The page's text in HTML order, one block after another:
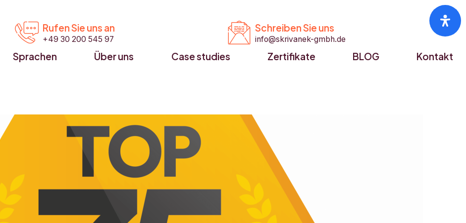

 Rufen Sie uns an
+49 30 200 545 97 
 Schreiben Sie uns
info@skrivanek-gmbh.de
Sprachen Über uns Case studies Zertifikate BLOG
Kontakt